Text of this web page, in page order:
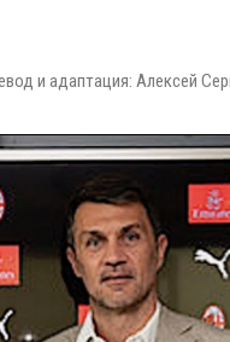
и адаптация: Алексей